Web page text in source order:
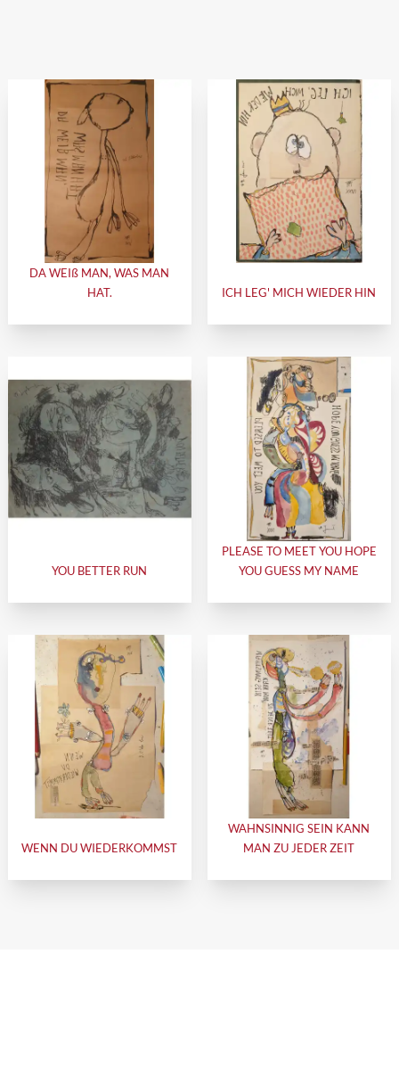
DA WEIß MAN, WAS MAN
HAT.
ICH LEG' MICH WIEDER HIN
YOU BETTER RUN
PLEASE TO MEET YOU HOPE
YOU GUESS MY NAME
WENN DU WIEDERKOMMST
WAHNSINNIG SEIN KANN
MAN ZU JEDER ZEIT